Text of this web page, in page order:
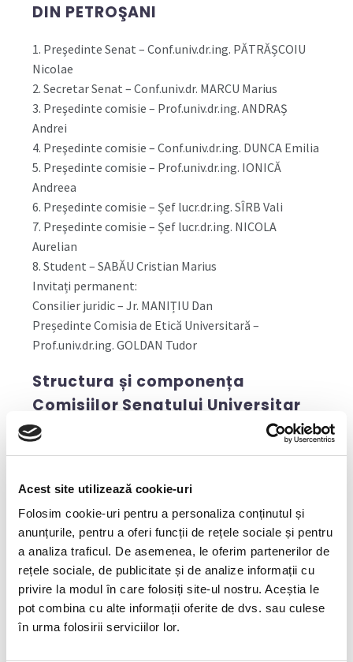
Acest site utilizează cookie-uri
Folosim cookie-uri pentru a personaliza conținutul și
anunțurile, pentru a oferi funcții de rețele sociale și pentru
a analiza traficul. De asemenea, le oferim partenerilor de
rețele sociale, de publicitate și de analize informații cu
privire la modul în care folosiți site-ul nostru. Aceștia le
pot combina cu alte informații oferite de dvs. sau culese
în urma folosirii serviciilor lor.
DIN PETROŞANI
1. Preşedinte Senat – Conf.univ.dr.ing. PĂTRĂȘCOIU
Nicolae
2. Secretar Senat – Conf.univ.dr. MARCU Marius
3. Preşedinte comisie – Prof.univ.dr.ing. ANDRAȘ
Andrei
4. Preşedinte comisie – Conf.univ.dr.ing. DUNCA Emilia
5. Preşedinte comisie – Prof.univ.dr.ing. IONICĂ
Andreea
6. Preşedinte comisie – Șef lucr.dr.ing. SÎRB Vali
7. Preşedinte comisie – Șef lucr.dr.ing. NICOLA
Aurelian
8. Student – SABĂU Cristian Marius
Invitați permanent:
Consilier juridic – Jr. MANIȚIU Dan
Președinte Comisia de Etică Universitară –
Prof.univ.dr.ing. GOLDAN Tudor
Structura și componența
Comisiilor Senatului Universitar
A. Comisia de învățământ și asigurare a calității
1. Prof.univ.dr.ing. IONICĂ Andreea – președinte
2. Conf.univ.dr.ec. DRIGĂ Imola
4. Conf.univ.dr.ec. POPESCU Mirela
5. Student BĂLĂU DREGHICI Alexandru-Mario
6. Student BULGARIU Emanuel-Gabriel
B. Comisia pentru cercetare științifică
1. Conf.univ.dr.ing. DUNCA Emilia – președinte
2. Prof.univ.dr.ing. LAZĂR Maria